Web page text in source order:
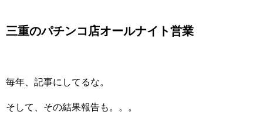
三重のパチンコ店オールナイト営業
毎年、記事にしてるな。
そして、その結果報告も。。。